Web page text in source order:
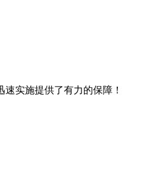
实施提供了有力的保障！